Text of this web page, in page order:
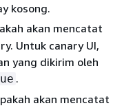
kosong.
akan mencatat
Untuk canary UI,
yang dikirim oleh
.
akan mencatat